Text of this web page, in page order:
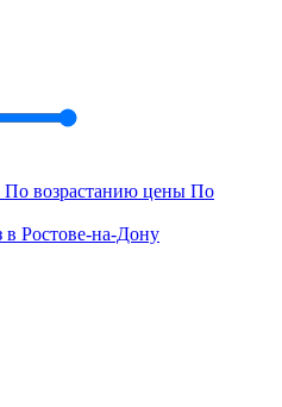
По возрастанию цены По